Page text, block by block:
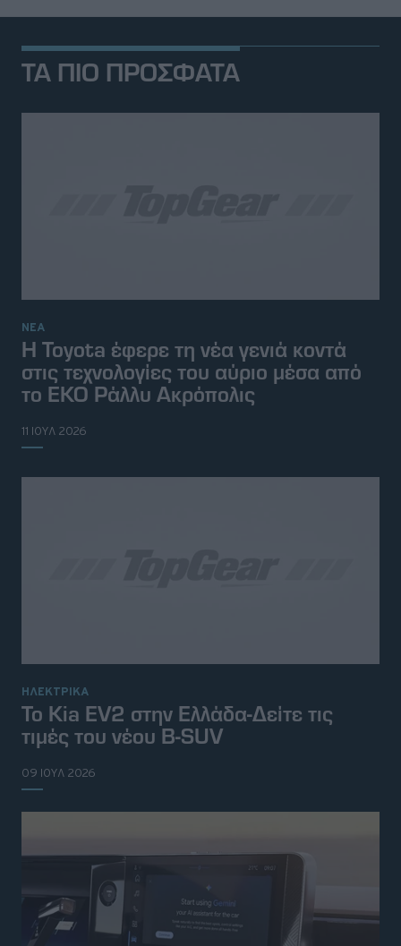
ΤΑ ΠΙΟ ΠΡΟΣΦΑΤΑ
ΝΕΑ
Η Toyota έφερε τη νέα γενιά κοντά
στις τεχνολογίες του αύριο μέσα από
το EKO Ράλλυ Ακρόπολις
11 ΙΟΥΛ 2026
ΗΛΕΚΤΡΙΚΑ
Το Kia EV2 στην Ελλάδα-Δείτε τις
τιμές του νέου B-SUV
09 ΙΟΥΛ 2026